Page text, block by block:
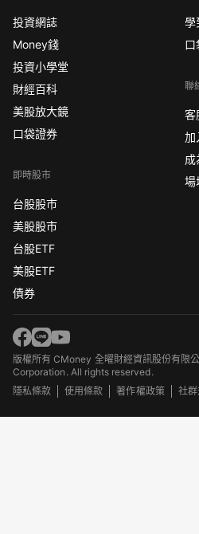
投資網誌
Money錢
投資小學堂
財經百科
美股放大鏡
口袋證券
即時股市
台股股市
美股股市
台股ETF
美股ETF
債券
學
口
聯
客
加
成
場
版權所有 CMoney 全曜財經資訊股份有
Corporation. All rights reserved.
隱私條款
使用條款 著作權政策 社